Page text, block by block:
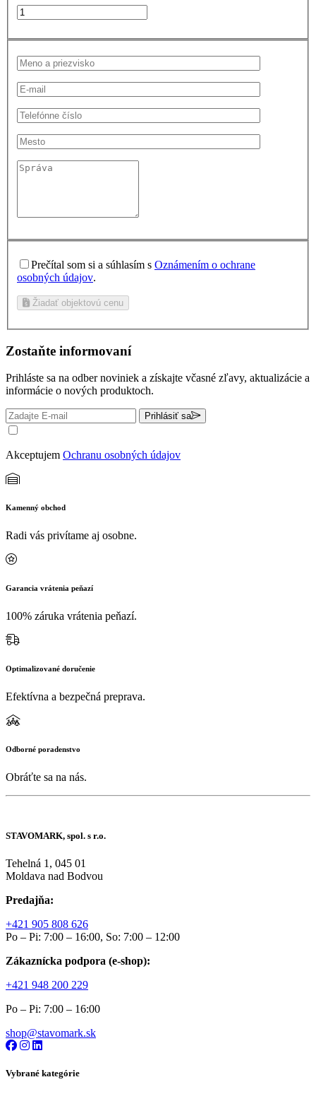
Prečítal som si a súhlasím s Oznámením o ochrane
osobných údajov.
Žiadať objektovú cenu
Zostaňte informovaní
Prihláste sa na odber noviniek a získajte včasné zľavy, aktualizácie a
informácie o nových produktoch.
Prihlásiť sa
Akceptujem Ochranu osobných údajov
Kamenný obchod
Radi vás privítame aj osobne.
Garancia vrátenia peňazí
100% záruka vrátenia peňazí.
Optimalizované doručenie
Efektívna a bezpečná preprava.
Odborné poradenstvo
Obráťte sa na nás.
STAVOMARK, spol. s r.o.
Tehelná 1, 045 01
Moldava nad Bodvou
Predajňa:
+421 905 808 626
Po – Pi: 7:00 – 16:00, So: 7:00 – 12:00
Zákaznícka podpora (e-shop):
+421 948 200 229
Po – Pi: 7:00 – 16:00
shop@stavomark.sk
Vybrané kategórie